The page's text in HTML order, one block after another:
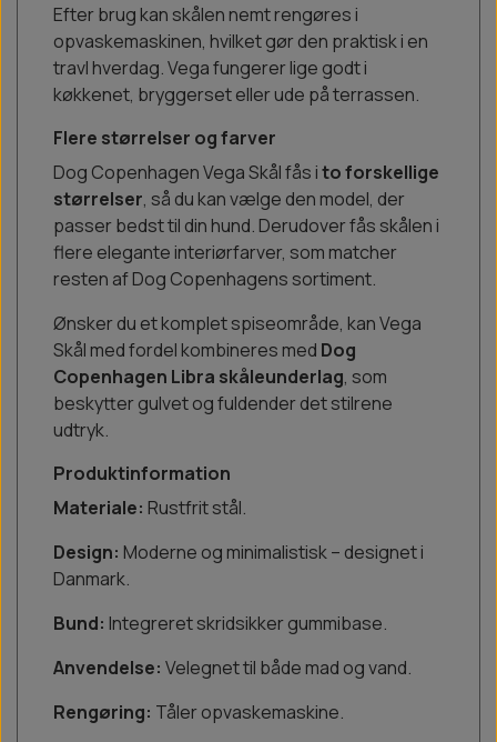
Efter brug kan skålen nemt rengøres i
opvaskemaskinen, hvilket gør den praktisk i en
travl hverdag. Vega fungerer lige godt i
køkkenet, bryggerset eller ude på terrassen.
Flere størrelser og farver
Dog Copenhagen Vega Skål fås ito forskellige
størrelser, så du kan vælge den model, der
passer bedst til din hund. Derudover fås skålen i
flere elegante interiørfarver, som matcher
resten af Dog Copenhagens sortiment.
Ønsker du et komplet spiseområde, kan Vega
Skål med fordel kombineres med Dog
Copenhagen Libra skåleunderlag, som
beskytter gulvet og fuldender det stilrene
udtryk.
Produktinformation
Materiale: Rustfrit stål.
Design: Moderne og minimalistisk – designet i
Danmark.
Bund: Integreret skridsikker gummibase.
Anvendelse: Velegnet til både mad og vand.
Rengøring: Tåler opvaskemaskine.